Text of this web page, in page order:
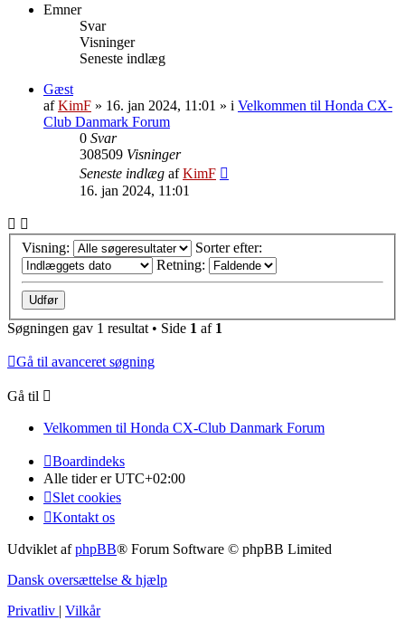
Emner
Svar
Visninger
Seneste indlæg
Gæst
afKimF » 16. jan 2024, 11:01 » i Velkommen til Honda CX-
Club Danmark Forum
0 Svar
308509 Visninger
Seneste indlæg afKimF
16. jan 2024, 11:01
Visning:
Sorter efter:
Retning:
Søgningen gav 1 resultat • Side 1 af 1
Gå til avanceret søgning
Gå til
Velkommen til Honda CX-Club Danmark Forum
Boardindeks
Alle tider erUTC+02:00
Slet cookies
Kontakt os
Udviklet afphpBB® Forum Software © phpBB Limited
Dansk oversættelse & hjælp
Privatliv
Vilkår